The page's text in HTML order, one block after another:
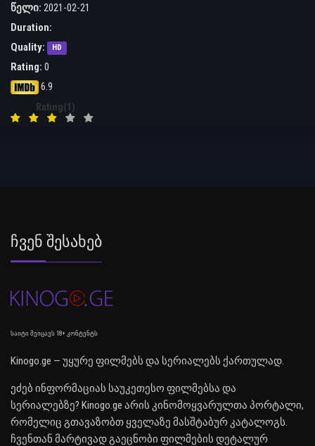
წელი: 2021-02-21
Duration:
Quality:
HD
Rating: 0
6.9
Rating(1)
Ჩვენ Შესახებ
საიტი შეიცავს 18+ კონტენტს
Kinogo.ge — უყურე ფილმებს და სერიალებს ქართულად.
ეძებ ინფორმაციას საუკეთესო ფილმებსა და
სერიალებზე? Kinogo.ge არის კინომოყვარულთა პორტალი,
რომელიც გთავაზობთ ყველაზე მასშტაბურ კატალოგს.
ჩვენთან მარტივად გაეცნობი ფილმების დეტალურ